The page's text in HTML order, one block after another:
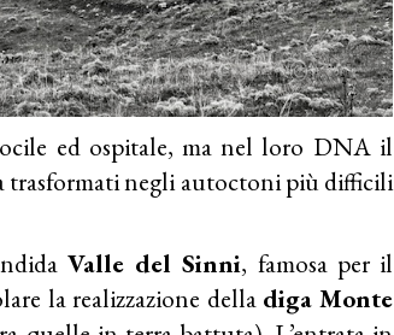
ed ospitale, ma nel loro DNA il
trasformati negli autoctoni più difficili
Valle delSinni, famosa per il
la realizzazione della diga Monte